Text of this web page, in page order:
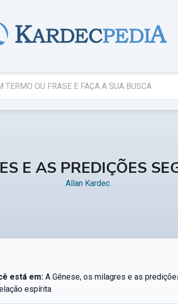
E AS PREDIÇÕES
Allan Kardec
está em:A Gênese, os milagres e as
espírita